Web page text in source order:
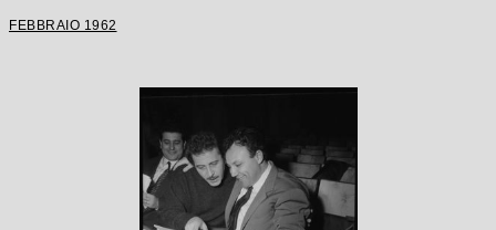
FEBBRAIO 1962